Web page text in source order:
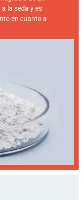
la seda y es
en cuanto a